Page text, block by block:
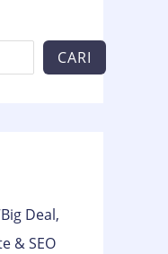
CARI
Deal,
& SEO